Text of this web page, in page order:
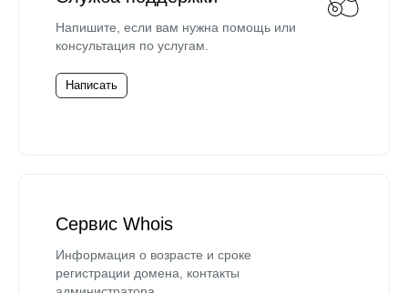
Напишите, если вам нужна помощь или
консультация по услугам.
Написать
Сервис Whois
Информация о возрасте и сроке
регистрации домена, контакты